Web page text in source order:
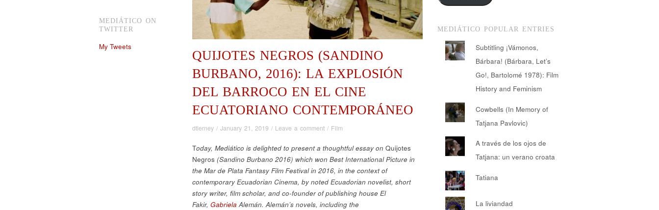
MEDIÁTICO ON
TWITTER
My Tweets
QUIJOTES NEGROS (SANDINO
BURBANO, 2016): LA EXPLOSIÓN
DEL BARROCO EN EL CINE
ECUATORIANO CONTEMPORÁNEO
dtierney / January 21, 2019 / Leave a comment / Film
Today, Mediático is delighted to present a thoughtful essay on Quijotes
Negros (Sandino Burbano 2016) which won Best International Picture in
the Mar de Plata Fantasy Film Festival in 2016, in the context of
contemporary Ecuadorian Cinema, by noted Ecuadorian novelist, short
story writer, film scholar, and co-founder of publishing house El
Fakir, GabrielaAlemán. Alemán’s novels, including the
MEDIÁTICO POPULAR ENTRIES
Subtitling ¡Vámonos,
Bárbara! (Bárbara, Let’s
Go!, Bartolomé 1978): Film
History and Feminism
Cowbells (In Memory of
Tatjana Pavlovic)
A través de los ojos de
Tatjana: un verano croata
Tatiana
La liviandad